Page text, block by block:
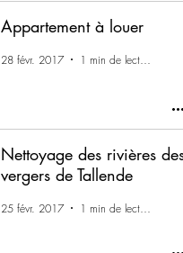
Appartement à louer
28 févr. 2017 1 min de lecture
Nettoyage des rivières des
vergers de Tallende
25 févr. 2017 1 min de lecture